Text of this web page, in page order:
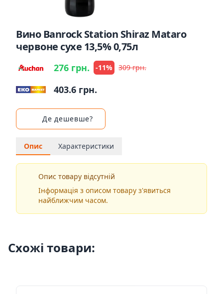
Вино Banrock Station Shiraz Mataro
червоне сухе 13,5% 0,75л
276 грн. -11% 309 грн.
403.6 грн.
Де дешевше?
Опис Характеристики
Опис товару відсутній
Інформація з описом товару з'явиться
найближчим часом.
Схожі товари: